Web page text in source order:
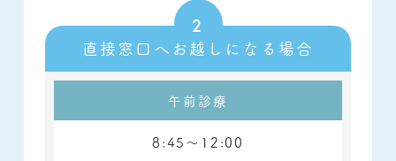
直接窓口へお越しになる場合
午前診療
8:45～12:00